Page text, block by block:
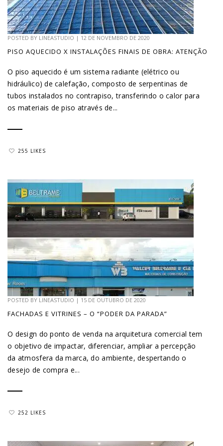
POSTED BY LINEASTUDIO | 12 DE NOVEMBRO DE 2020
PISO AQUECIDO X INSTALAÇÕES FINAIS DE OBRA: ATENÇÃO
O piso aquecido é um sistema radiante (elétrico ou
hidráulico) de calefação, composto de serpentinas de
tubos instalados no contrapiso, transferindo o calor para
os materiais de piso através de...
255 LIKES
POSTED BY LINEASTUDIO | 15 DE OUTUBRO DE 2020
FACHADAS E VITRINES – O “PODER DA PARADA”
O design do ponto de venda na arquitetura comercial tem
o objetivo de impactar, diferenciar, ampliar a percepção
da atmosfera da marca, do ambiente, despertando o
desejo de compra e...
252 LIKES